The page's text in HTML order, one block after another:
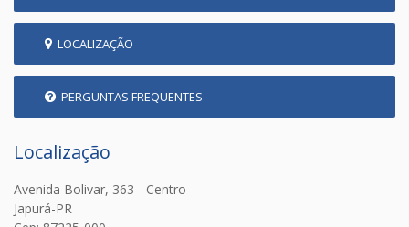
LOCALIZAÇÃO
PERGUNTAS FREQUENTES
Localização
Avenida Bolivar, 363 - Centro
Japurá-PR